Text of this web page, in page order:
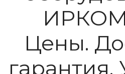
Цены.
гарантия.